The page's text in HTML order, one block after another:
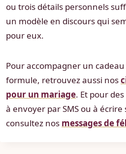
ou trois détails personnels
un modèle en discours qui
pour eux.
Pour accompagner un
formule, retrouvez aussi nos
pour un mariage. Et pour
à envoyer par SMS ou à
consultez nos messages de